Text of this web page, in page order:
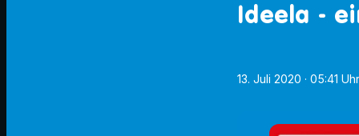
Ideela -
13. Juli 2020 · 05:41 Uhr